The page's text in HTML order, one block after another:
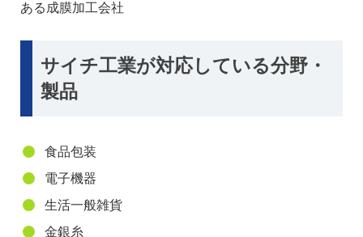
ある成膜加工会社
サイチ工業が対応している分野・
製品
食品包装
電子機器
生活一般雑貨
金銀糸